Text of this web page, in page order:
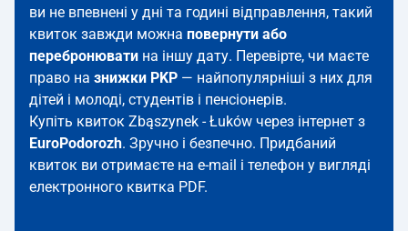
ви не впевнені у дні та годині відправлення, такий
квиток завжди можна повернути або
перебронювати на іншу дату. Перевірте, чи маєте
право на знижки PKP — найпопулярніші з них для
дітей і молоді, студентів і пенсіонерів.
Купіть квиток Zbąszynek - Łuków через інтернет з
EuroPodorozh. Зручно і безпечно. Придбаний
квиток ви отримаєте на e-mail і телефон у вигляді
електронного квитка PDF.